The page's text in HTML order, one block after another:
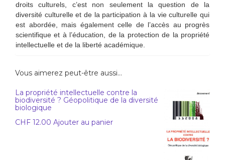
droits culturels, c’est non seulement la question de la
diversité culturelle et de la participation à la vie culturelle qui
est abordée, mais également celle de l’accès au progrès
scientifique et à l’éducation, de la protection de la propriété
intellectuelle et de la liberté académique.
Vous aimerez peut-être aussi…
La propriété intellectuelle contre la
biodiversité ? Géopolitique de la diversité
biologique
CHF 12.00 Ajouter au panier